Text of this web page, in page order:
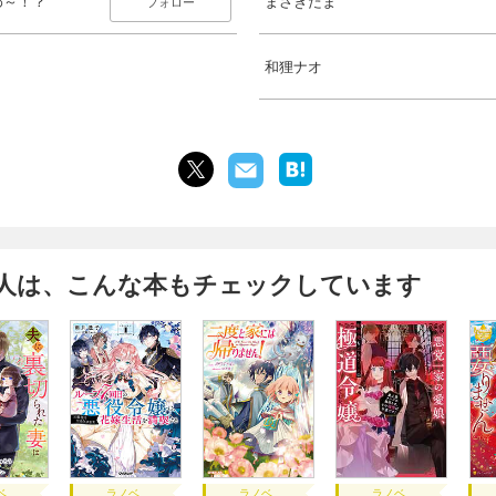
和狸ナオ
は、こんな本もチェックしています
ラノベ ラノベ ラノベ